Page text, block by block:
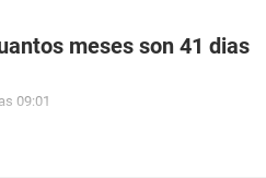
meses son 41 dias
09:01